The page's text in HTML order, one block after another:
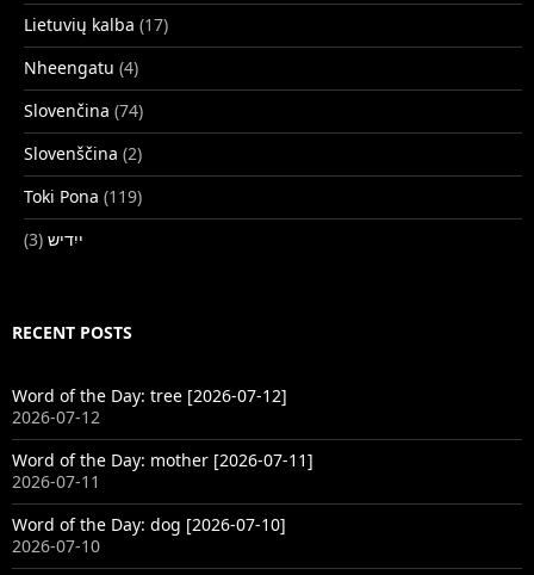
Lietuvių kalba (17)
Nheengatu (4)
Slovenčina (74)
Slovenščina (2)
Toki Pona (119)
ייִדיש (3)
RECENT POSTS
Word of the Day: tree [2026-07-12]
2026-07-12
Word of the Day: mother [2026-07-11]
2026-07-11
Word of the Day: dog [2026-07-10]
2026-07-10